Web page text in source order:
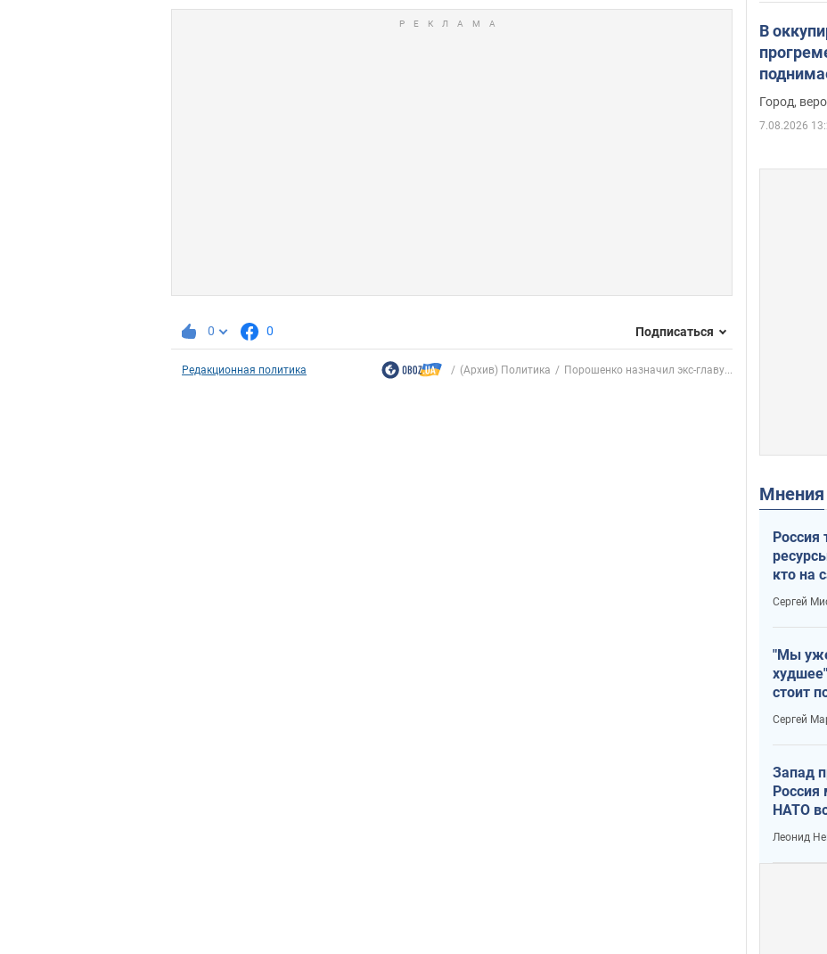
0 0 Подписаться
Редакционная политика (Архив) Политика Порошенко назначил экс-главу...
В
видео
Город,
7.08.2026
Мнения
Россия
кто на
Сергей
"Мы
стоит
Сергей
Запад
Россия
НАТО
Леонид